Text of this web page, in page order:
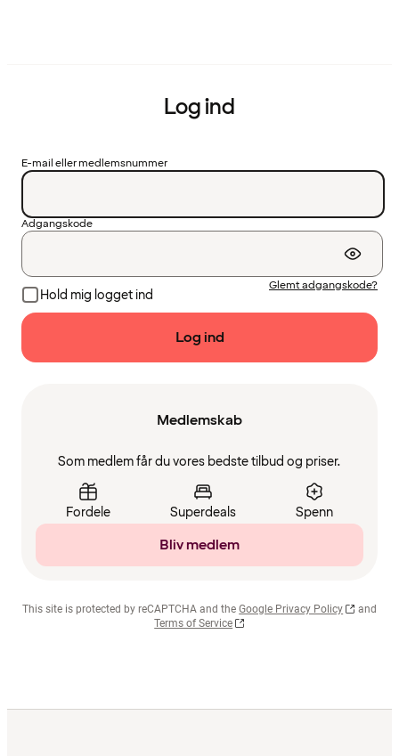
Log ind
E-mail eller medlemsnummer
Adgangskode
Hold mig logget ind
Glemt adgangskode?
Log ind
Medlemskab
Som medlem får du vores bedste tilbud og priser.
Fordele Superdeals Spenn
Bliv medlem
This site is protected by reCAPTCHA and the Google Privacy Policy
and
Terms of Service